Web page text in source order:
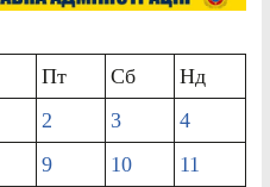
Пт Сб
Нд
2 3
4
9 10
11